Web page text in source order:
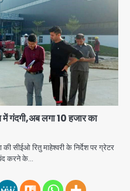
लगा 10 हजार का
सीईओ रितु माहेश्वरी के निर्देश पर ग्रेटर
करने के…
विमान क्रैश, जांच शुरू